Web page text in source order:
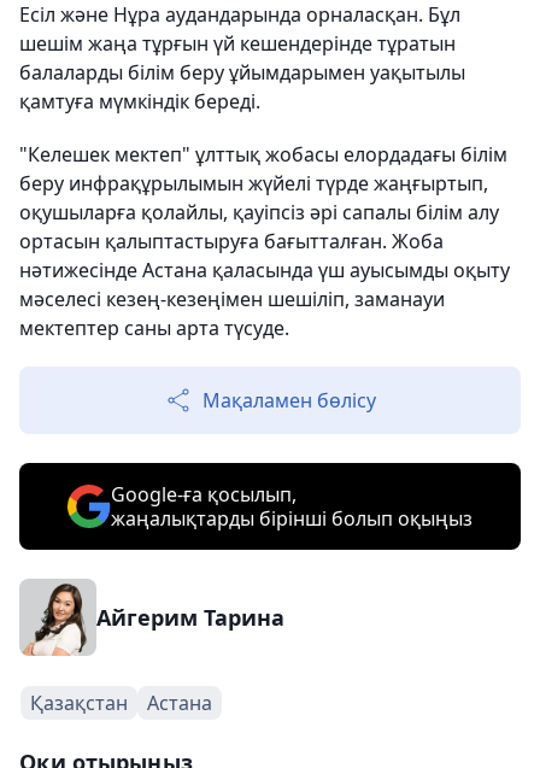
Есіл және Нұра аудандарында орналасқан. Бұл
шешім жаңа тұрғын үй кешендерінде тұратын
балаларды білім беру ұйымдарымен уақытылы
қамтуға мүмкіндік береді.
"Келешек мектеп" ұлттық жобасы елордадағы білім
беру инфрақұрылымын жүйелі түрде жаңғыртып,
оқушыларға қолайлы, қауіпсіз әрі сапалы білім алу
ортасын қалыптастыруға бағытталған. Жоба
нәтижесінде Астана қаласында үш ауысымды оқыту
мәселесі кезең-кезеңімен шешіліп, заманауи
мектептер саны арта түсуде.
Мақаламен бөлісу
Google-ға қосылып,
жаңалықтарды бірінші болып оқыңыз
Айгерим Тарина
Қазақстан Астана
Оқи отырыңыз